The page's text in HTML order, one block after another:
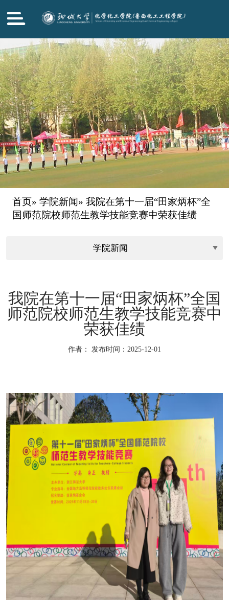
首页» 学院新闻» 我院在第十一届“田家炳杯”全
国师范院校师范生教学技能竞赛中荣获佳绩
我院在第十一届“田家炳杯”全国
师范院校师范生教学技能竞赛中
荣获佳绩
作者： 发布时间：2025-12-01